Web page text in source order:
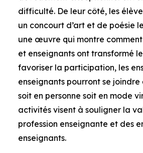
difficulté. De leur côté, les
un concourt d’art et de poésie
une œuvre qui montre
et enseignants ont transformé
favoriser la participation, les
enseignants pourront se
soit en personne soit en mode
activités visent à souligner la
profession enseignante et des
enseignants.